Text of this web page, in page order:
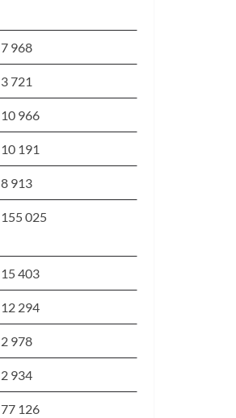
7 968
3 721
10 966
10 191
8 913
155 025
15 403
12 294
2 978
2 934
77 126